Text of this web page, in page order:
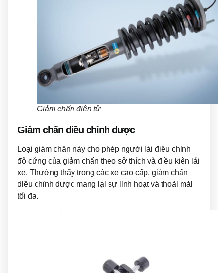
Giảm chấn điện tử
Giảm chấn điều chỉnh được
Loại giảm chấn này cho phép người lái điều chỉnh
độ cứng của giảm chấn theo sở thích và điều kiện lái
xe. Thường thấy trong các xe cao cấp, giảm chấn
điều chỉnh được mang lại sự linh hoạt và thoải mái
tối đa.